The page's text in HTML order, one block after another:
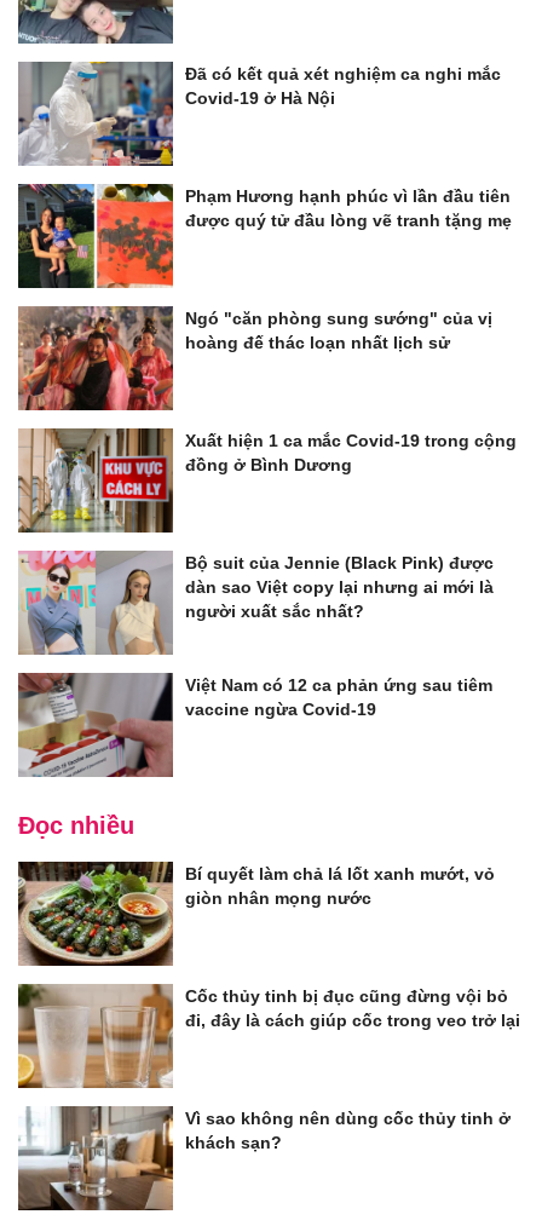
Đã có kết quả xét nghiệm ca nghi mắc
Covid-19 ở Hà Nội
Phạm Hương hạnh phúc vì lần đầu tiên
được quý tử đầu lòng vẽ tranh tặng mẹ
Ngó "căn phòng sung sướng" của vị
hoàng đế thác loạn nhất lịch sử
Xuất hiện 1 ca mắc Covid-19 trong cộng
đồng ở Bình Dương
Bộ suit của Jennie (Black Pink) được
dàn sao Việt copy lại nhưng ai mới là
người xuất sắc nhất?
Việt Nam có 12 ca phản ứng sau tiêm
vaccine ngừa Covid-19
Đọc nhiều
Bí quyết làm chả lá lốt xanh mướt, vỏ
giòn nhân mọng nước
Cốc thủy tinh bị đục cũng đừng vội bỏ
đi, đây là cách giúp cốc trong veo trở lại
Vì sao không nên dùng cốc thủy tinh ở
khách sạn?